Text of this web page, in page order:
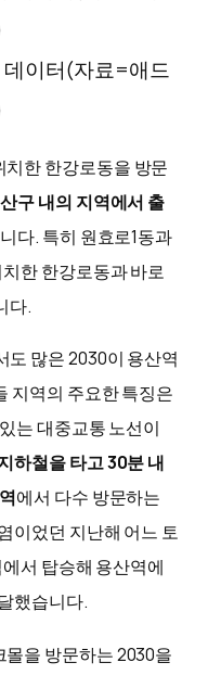
이터(자료=애드
한 한강로동을 방문
구 내의 지역에서 출
다. 특히 원효로1동과
한 한강로동과 바로
다.
도 많은 2030이 용산역
지역의 주요한 특징은
는 대중교통 노선이
하철을 타고 30분 내
에서 다수 방문하는
이었던 지난해 어느 토
서 탑승해 용산역에
했습니다.
을 방문하는 2030을